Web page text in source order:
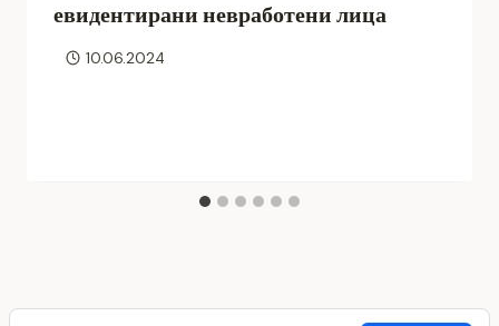
евидентирани невработени лица
10.06.2024